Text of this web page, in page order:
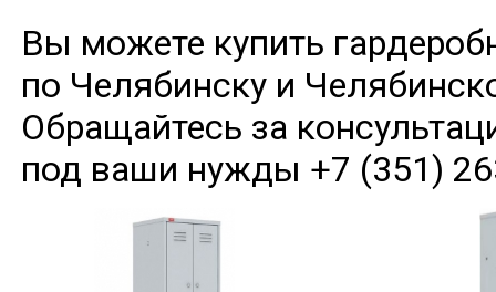
Вы можете купить
по Челябинску и
Обращайтесь за
под ваши нужды +7 (351)